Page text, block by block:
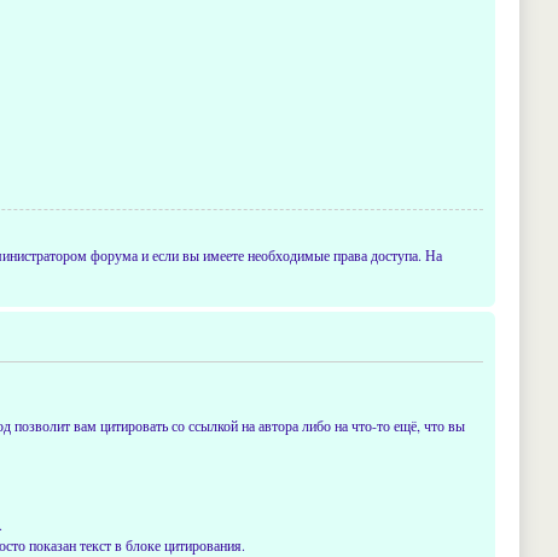
форума и если вы имеете необходимые права доступа. На
позволит вам цитировать со ссылкой на автора либо на что-то ещё, что вы
показан текст в блоке цитирования.